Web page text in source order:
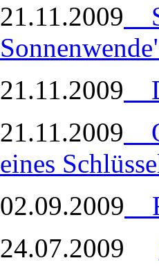
21.11.2009
21.11.2009
21.11.2009
eines
02.09.2009
24.07.2009